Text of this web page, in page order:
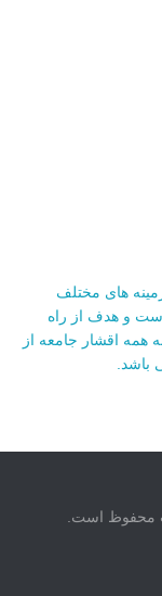
پشتی از اواخر سال 1390 در زمینه های مختلف
و هدف از راه
همه اقشار جامعه از
باشد.